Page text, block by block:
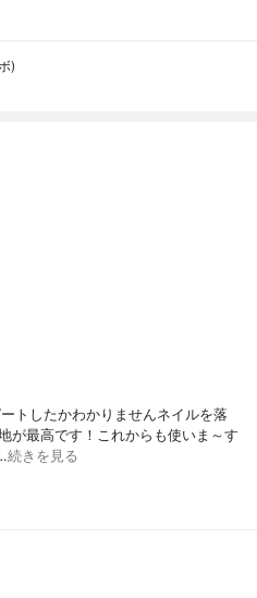
)
トしたかわかりませんネイルを落
が最高です！これからも使いま～す
続きを見る